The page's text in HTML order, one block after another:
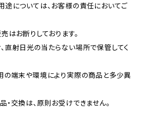
途については、お客様の責任においてご
はお断りしております。
直射日光の当たらない場所で保管してく
の端末や環境により実際の商品と多少異
・交換は、原則お受けできません。